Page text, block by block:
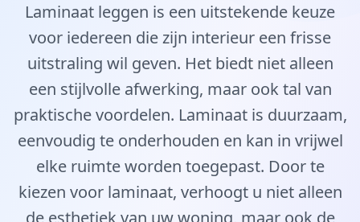
Laminaat leggen is een uitstekende keuze
voor iedereen die zijn interieur een frisse
uitstraling wil geven. Het biedt niet alleen
een stijlvolle afwerking, maar ook tal van
praktische voordelen. Laminaat is duurzaam,
eenvoudig te onderhouden en kan in vrijwel
elke ruimte worden toegepast. Door te
kiezen voor laminaat, verhoogt u niet alleen
de esthetiek van uw woning, maar ook de